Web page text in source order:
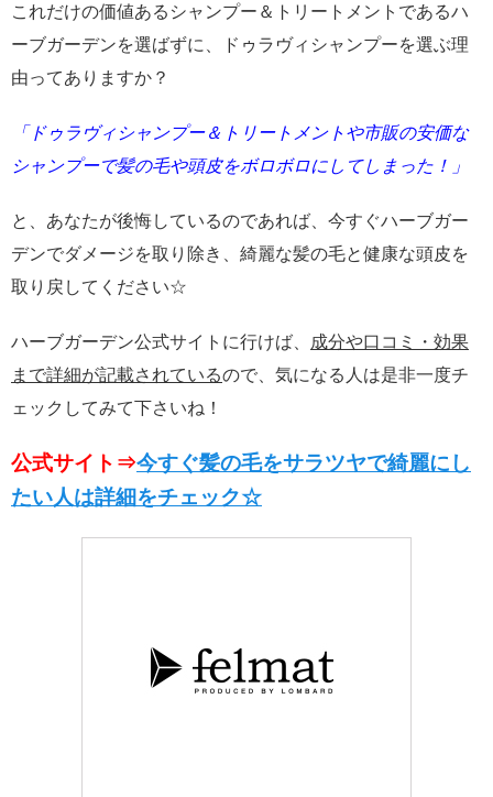
これだけの価値あるシャンプー＆トリートメントであるハ
ーブガーデンを選ばずに、ドゥラヴィシャンプーを選ぶ理
由ってありますか？
「ドゥラヴィシャンプー＆トリートメントや市販の安価な
シャンプーで髪の毛や頭皮をボロボロにしてしまった！」
と、あなたが後悔しているのであれば、今すぐハーブガー
デンでダメージを取り除き、綺麗な髪の毛と健康な頭皮を
取り戻してください☆
ハーブガーデン公式サイトに行けば、
成分や口コミ・効果
まで詳細が記載されているので、気になる人は是非一度チ
ェックしてみて下さいね！
公式サイト⇒今すぐ髪の毛をサラツヤで綺麗にし
たい人は詳細をチェック☆